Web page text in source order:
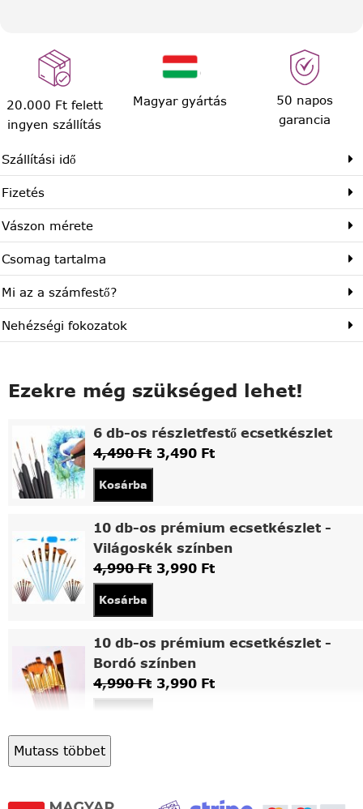
20.000 Ft felett
ingyen szállítás
Magyar gyártás
50 napos
garancia
Szállítási idő
Fizetés
Vászon mérete
Csomag tartalma
Mi az a számfestő?
Nehézségi fokozatok
Ezekre még szükséged lehet!
6 db-os részletfestő ecsetkészlet
4,490Ft 3,490 Ft
Kosárba
10 db-os prémium ecsetkészlet -
Világoskék színben
4,990Ft 3,990 Ft
Kosárba
10 db-os prémium ecsetkészlet -
Bordó színben
4,990Ft 3,990 Ft
Asztali fa festőállvány
Mutass többet